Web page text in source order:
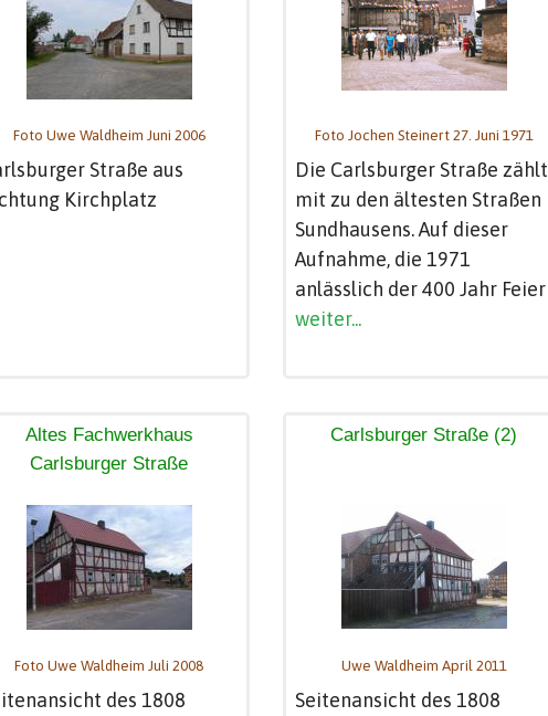
Foto Uwe Waldheim Juni 2006
Straße aus
Kirchplatz
Foto Jochen Steinert 27. Juni 1971
Die Carlsburger Straße zählt
mit zu den ältesten Straßen
Sundhausens. Auf dieser
Aufnahme, die 1971
anlässlich der 400 Jahr Feier
weiter...
Altes Fachwerkhaus
Carlsburger Straße
Foto Uwe Waldheim Juli 2008
des 1808
Carlsburger Straße (2)
Uwe Waldheim April 2011
Seitenansicht des 1808